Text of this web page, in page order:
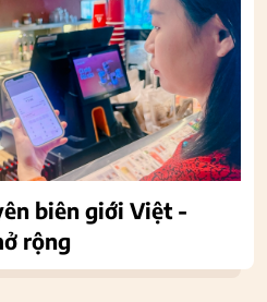
biên giới Việt -
rộng